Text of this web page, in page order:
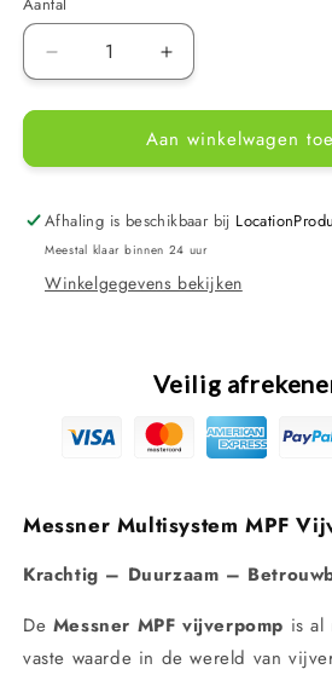
Aantal
Aantal
verlagen
voor
Multisystem
vijverpomp
Aantal
verhogen
voor
Messner
Multisystem
vijverpomp
Aan winkelwagen
Afhaling is beschikbaar bij
Meestal klaar binnen 24 uur
Winkelgegevens bekijken
Veilig
Messner Multisystem MPF
Krachtig – Duurzaam –
De Messner MPF vijverpomp is al
vaste waarde in de wereld van